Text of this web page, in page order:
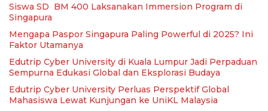
Siswa SD BM 400 Laksanakan Immersion Program di
Singapura
Mengapa Paspor Singapura Paling Powerful di 2025? Ini
Faktor Utamanya
Edutrip Cyber University di Kuala Lumpur Jadi Perpaduan
Sempurna Edukasi Global dan Eksplorasi Budaya
Edutrip Cyber University Perluas Perspektif Global
Mahasiswa Lewat Kunjungan ke UniKL Malaysia